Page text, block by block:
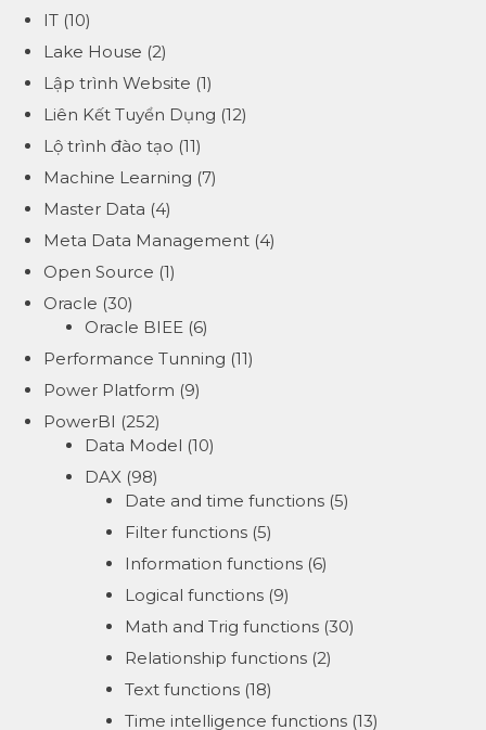
IT (10)
Lake House (2)
Lập trình Website (1)
Liên Kết Tuyển Dụng (12)
Lộ trình đào tạo (11)
Machine Learning (7)
Master Data (4)
Meta Data Management (4)
Open Source (1)
Oracle (30)
Oracle BIEE (6)
Performance Tunning (11)
Power Platform (9)
PowerBI (252)
Data Model (10)
DAX (98)
Date and time functions (5)
Filter functions (5)
Information functions (6)
Logical functions (9)
Math and Trig functions (30)
Relationship functions (2)
Text functions (18)
Time intelligence functions (13)